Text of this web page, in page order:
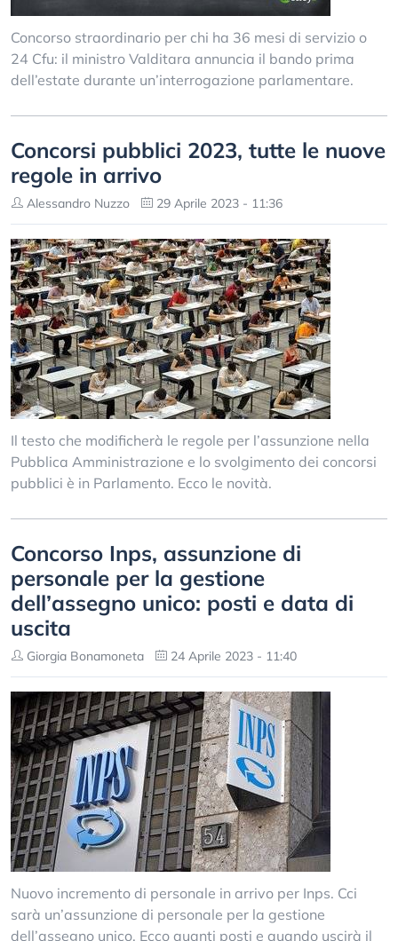
Concorso straordinario per chi ha 36 mesi di servizio o
24 Cfu: il ministro Valditara annuncia il bando prima
dell’estate durante un’interrogazione parlamentare.
Concorsi pubblici 2023, tutte le nuove
regole in arrivo
Alessandro Nuzzo 29 Aprile 2023 - 11:36
Il testo che modificherà le regole per l’assunzione nella
Pubblica Amministrazione e lo svolgimento dei concorsi
pubblici è in Parlamento. Ecco le novità.
Concorso Inps, assunzione di
personale per la gestione
dell’assegno unico: posti e data di
uscita
Giorgia Bonamoneta 24 Aprile 2023 - 11:40
Nuovo incremento di personale in arrivo per Inps. Cci
sarà un’assunzione di personale per la gestione
dell’assegno unico. Ecco quanti posti e quando uscirà il